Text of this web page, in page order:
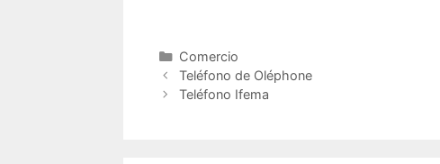
Categorías
Comercio
Navegación
de
Teléfono de Oléphone
Teléfono Ifema